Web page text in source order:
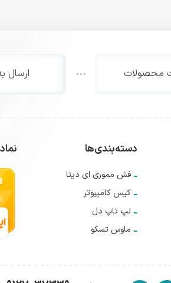
محصولات ارسال
دسته‌بندی‌ها
فش مموری ای دیتا
کیس کامپیوتر
لپ تاپ دل
ماوس تسکو